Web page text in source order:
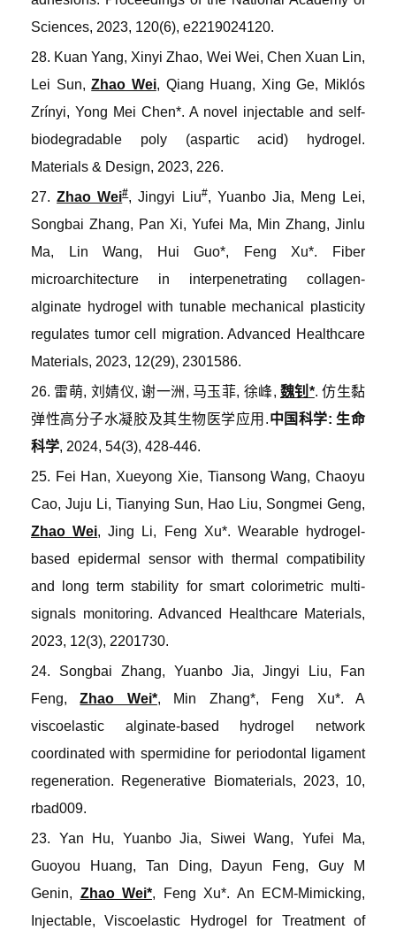
Sciences, 2023, 120(6), e2219024120.
28. Kuan Yang, Xinyi Zhao, Wei Wei, Chen Xuan Lin,
Lei Sun,Zhao Wei, Qiang Huang, Xing Ge, Miklós
Zrínyi, Yong Mei Chen*. A novel injectable and self-
biodegradable poly (aspartic acid) hydrogel .
Materials & Design, 2023, 226.
27.Zhao Wei#, Jingyi Liu#, Yuanbo Jia, Meng Lei,
Songbai Zhang, Pan Xi, Yufei Ma, Min Zhang, Jinlu
Ma, Lin Wang, Hui Guo*, Feng Xu*. Fiber
microarchitecture in interpenetrating collagen-
alginate hydrogel with tunable mechanical plasticity
regulates tumor cell migration.Advanced Healthcare
Materials, 2023, 12(29), 2301586.
26. 雷萌, 刘婧仪,谢一洲 , 马玉菲, 徐峰, 魏钊 *. 仿生黏
弹性高分子水凝胶及其生物医学应用.中国科学:生命
科学, 2024, 54(3), 428-446.
25. Fei Han, Xueyong Xie, Tiansong Wang, Chaoyu
Cao, Juju Li, Tianying Sun, Hao Liu, Songmei Geng,
Zhao Wei, Jing Li, Feng Xu*. Wearable hydrogel-
based epidermal sensor with thermal compatibility
and long term stability for smart colorimetric multi-
signals monitoring. Advanced Healthcare Materials,
2023, 12(3), 2201730.
24. Songbai Zhang, Yuanbo Jia, Jingyi Liu, Fan
Feng,Zhao Wei*, Min Zhang*, Feng Xu*. A
viscoelastic alginate-based hydrogel network
coordinated with spermidine for periodontal ligament
regeneration. Regenerative Biomaterials, 2023, 10,
rbad009.
23. Yan Hu, Yuanbo Jia, Siwei Wang, Yufei Ma,
Guoyou Huang, Tan Ding, Dayun Feng, Guy M
Genin, Zhao Wei*, Feng Xu*. An ECM-Mimicking,
Injectable, Viscoelastic Hydrogel for Treatment of